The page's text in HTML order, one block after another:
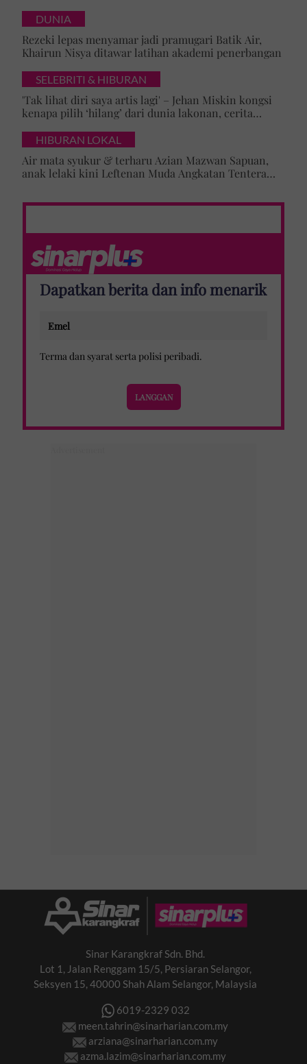
DUNIA
Rezeki lepas menyamar jadi pramugari Batik Air,
Khairun Nisya ditawar latihan akademi penerbangan
SELEBRITI & HIBURAN
'Tak lihat diri saya artis lagi' – Jehan Miskin kongsi
kenapa pilih ‘hilang’ dari dunia lakonan, cerita
HIBURAN LOKAL
Air mata syukur & terharu Azian Mazwan Sapuan,
anak lelaki kini Leftenan Muda Angkatan Tentera
Dapatkan berita dan info menarik
Terma dan syarat serta polisi peribadi.
Sinar Karangkraf Sdn. Bhd.
Lot 1, Jalan Renggam 15/5, Persiaran Selangor,
Seksyen 15, 40000 Shah Alam Selangor, Malaysia
6019-2329 032
meen.tahrin@sinarharian.com.my
arziana@sinarharian.com.my
azma.lazim@sinarharian.com.my